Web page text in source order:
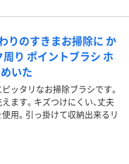
りのすきまお掃除に か
周り ポイントブラシ ホ
いた
ッタリなお掃除ブラシです。
ます。キズつけにくい、丈夫
用。引っ掛けて収納出来るリ